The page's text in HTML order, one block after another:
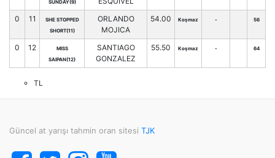
SUNDAY(9)
0 11
SHE STOPPED
SHORT(11)
ORLANDO
MOJICA
54.00 Koşmaz - 56
0 12
MISS
SAIPAN(12)
SANTIAGO
GONZALEZ
55.50 Koşmaz - 64
TL
Güncel at yarışı tahmin oran sitesi TJK